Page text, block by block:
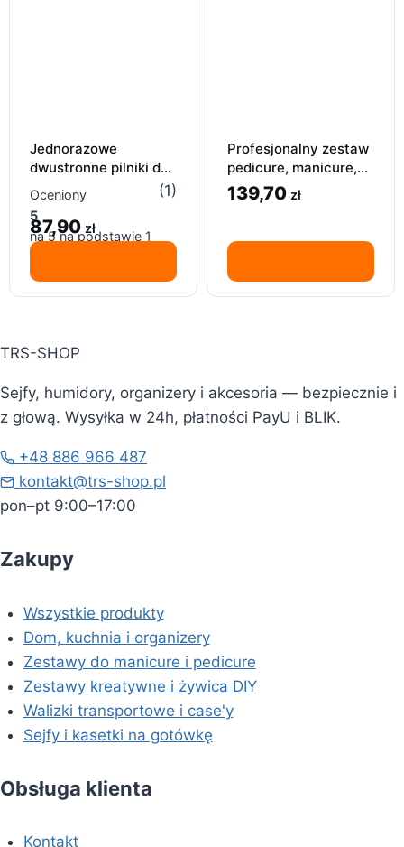
Jednorazowe
dwustronne pilniki do
paznokci, 180/240,
100 szt.
Oceniony
5
na 5 na podstawie 1
(1)
87,90 zł
Profesjonalny zestaw
pedicure, manicure,
18 narzędzi,
pielęgnacji paznokci
139,70 zł
TRS-SHOP
Sejfy, humidory, organizery i akcesoria — bezpiecznie i
z głową. Wysyłka w 24h, płatności PayU i BLIK.
+48 886 966 487
kontakt@trs-shop.pl
pon–pt 9:00–17:00
Zakupy
Wszystkie produkty
Dom, kuchnia i organizery
Zestawy do manicure i pedicure
Zestawy kreatywne i żywica DIY
Walizki transportowe i case'y
Sejfy i kasetki na gotówkę
Obsługa klienta
Kontakt